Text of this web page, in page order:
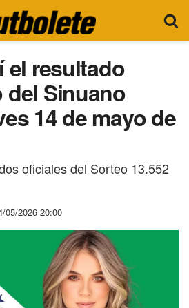
el resultado
Sinuano
14 de mayo de
oficiales del Sorteo 13.552
05/2026 20:00